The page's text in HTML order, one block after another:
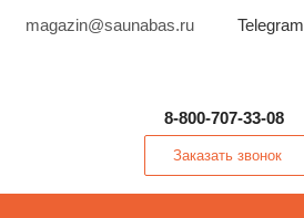
magazin@saunabas.ru Telegram
8-800-707-33-08
Заказать звонок